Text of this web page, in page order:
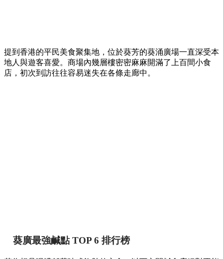
提到香港的平民美食聚集地，位於葵芳的葵涌廣場一直深受本
地人與遊客喜愛。商場內幾層樓密密麻麻開滿了上百間小食
店，初次到訪往往容易迷失在各條走廊中。
葵廣最強鹹點 TOP 6 排行榜